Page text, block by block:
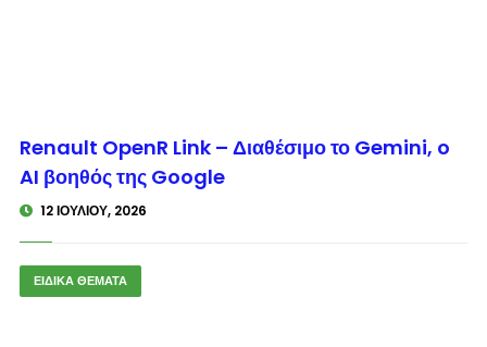
© enkinisi.gr
Renault OpenR Link – Διαθέσιμο το Gemini, o
AI βοηθός της Google
12 ΙΟΥΛΊΟΥ, 2026
ΕΙΔΙΚΑ ΘΕΜΑΤΑ